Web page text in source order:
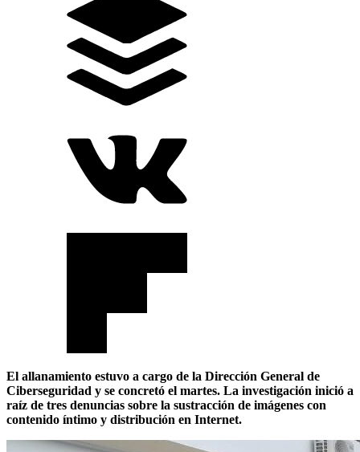
El allanamiento estuvo a cargo de la Dirección General de
Ciberseguridad y se concretó el martes. La investigación inició a
raíz de tres denuncias sobre la sustracción de imágenes con
contenido íntimo y distribución en Internet.